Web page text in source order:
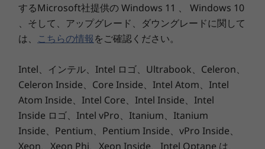
充実のインターフェース
USB 3.0×2、USB 3.0 Type-C×1、HDMI、RJ-45、
を豊富に搭載しているので、さまざまなデバイス
を接続可能です。
※インテル® Celeron® プロセッサー搭載モデルのUSBポートは、
ます。詳しくは仕様をご覧ください
するMicrosoft社提供の Windows 11 、 Windows 10
、そして、アップグレード、ダウングレードに関して
は、 こちらの情報をご確認ください。
Intel、インテル、Intel ロゴ、Ultrabook、Celeron、
Celeron Inside、Core Inside、Intel Atom、Intel
Atom Inside、Intel Core、Intel Inside、Intel
Inside ロゴ、Intel vPro、Itanium、Itanium
Inside、Pentium、Pentium Inside、vPro Inside、
Xeon、Xeon Phi、Xeon Inside、Intel Optane は、